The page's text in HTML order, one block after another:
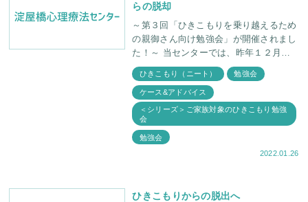
らの脱却
～第３回「ひきこもりを乗り越えるため
の親御さん向け勉強会」が開催されまし
た！～ 当センターでは、昨年１２月２
１日、３回目となる「ひきこもりを乗り
越えるための親御さん向け勉強会」を開
催しました。勉
ひきこもり（ニート） 勉強会
ケース&アドバイス
＜シリーズ＞ご家族対象のひきこもり勉強
会
勉強会
2022.01.26
ひきこもりからの脱出へ